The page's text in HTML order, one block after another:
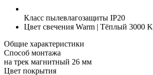
Класс пылевлагозащиты IP20
Цвет свечения Warm | Тёплый 3000 K
Общие характеристики
Способ монтажа
на трек магнитный 26 мм
Цвет покрытия